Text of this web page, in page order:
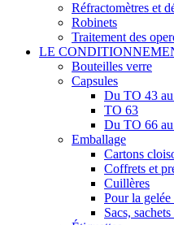
Réfractomètres et
Robinets
Traitement des
LE
Bouteilles verre
Capsules
Du TO 43
TO 63
Du TO 66
Emballage
Cartons
Coffrets et
Cuillères
Pour la
Sacs,